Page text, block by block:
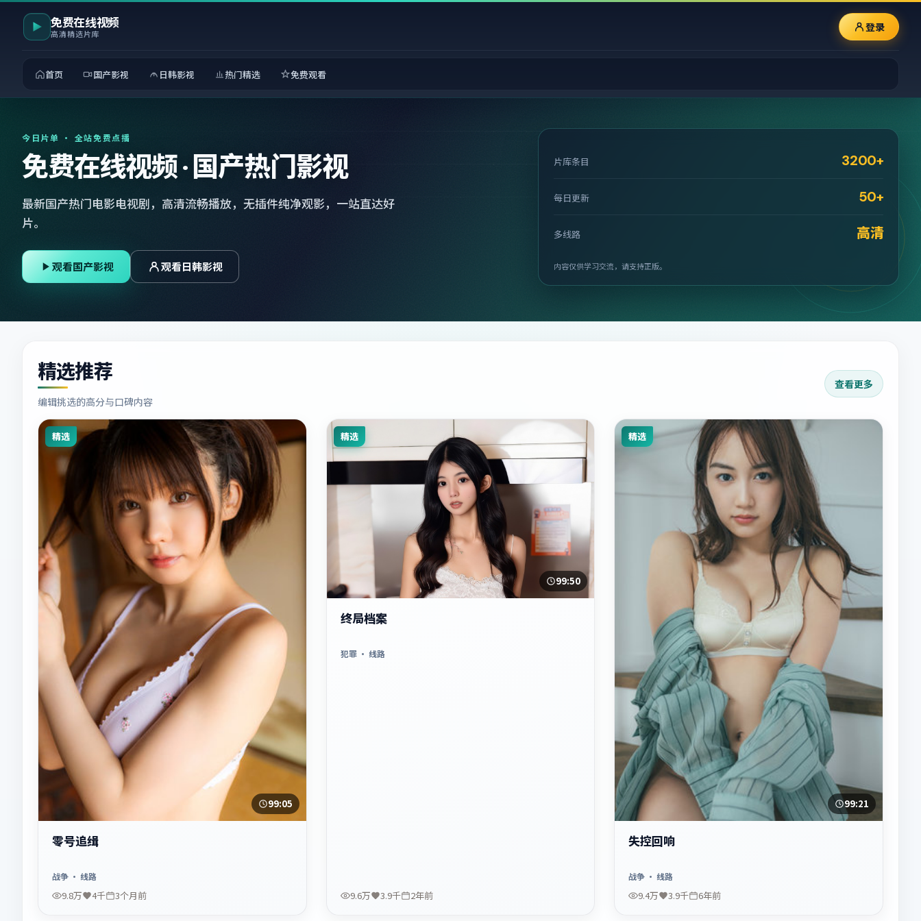
免费在线视频
高清精选片库 登录
首页 国产影视 日韩影视 热门精选 免费观看
今日片单 · 全站免费点播
免费在线视频 · 国产热门影视
最新国产热门电影电视剧，高清流畅播放，无插件纯净观影，一站直达好
片。
观看国产影视 观看日韩影视
片库条目 3200+
每日更新 50+
多线路 高清
内容仅供学习交流，请支持正版。
精选推荐
编辑挑选的高分与口碑内容
查看更多
精选
99:05
零号追缉
战争· 线路
9.8万 4千 3个月前
精选
99:50
终局档案
犯罪· 线路
9.6万 3.9千 2年前
精选
99:21
失控回响
战争 · 线路
9.4万 3.9千 6年前